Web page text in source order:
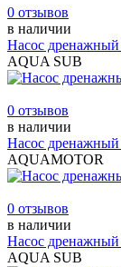
0 отзывов
в наличии
Насос
AQUA SUB
0 отзывов
в наличии
Насос
AQUAMOTOR
0 отзывов
в наличии
Насос
AQUA SUB